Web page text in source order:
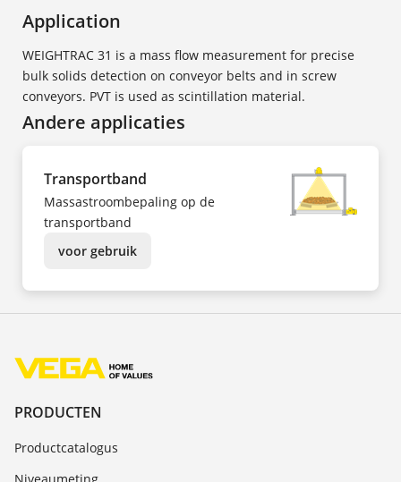
Application
WEIGHTRAC 31 is a mass flow measurement for precise
bulk solids detection on conveyor belts and in screw
conveyors. PVT is used as scintillation material.
Andere applicaties
Transportband
Massastroombepaling op de
transportband
voor gebruik
PRODUCTEN
Productcatalogus